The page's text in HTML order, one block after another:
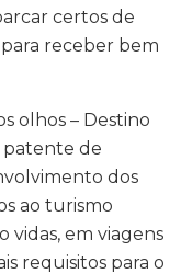
certos de
receber bem
olhos – Destino
patente de
dos
ao turismo
vidas, em viagens
requisitos para o